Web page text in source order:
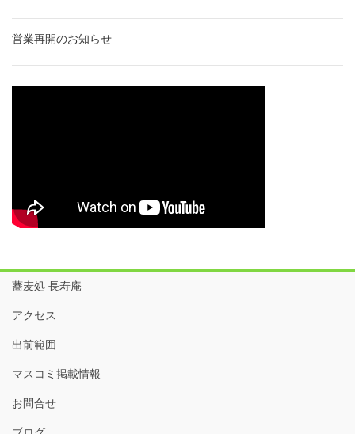
営業再開のお知らせ
蕎麦処 長寿庵
アクセス
出前範囲
マスコミ掲載情報
お問合せ